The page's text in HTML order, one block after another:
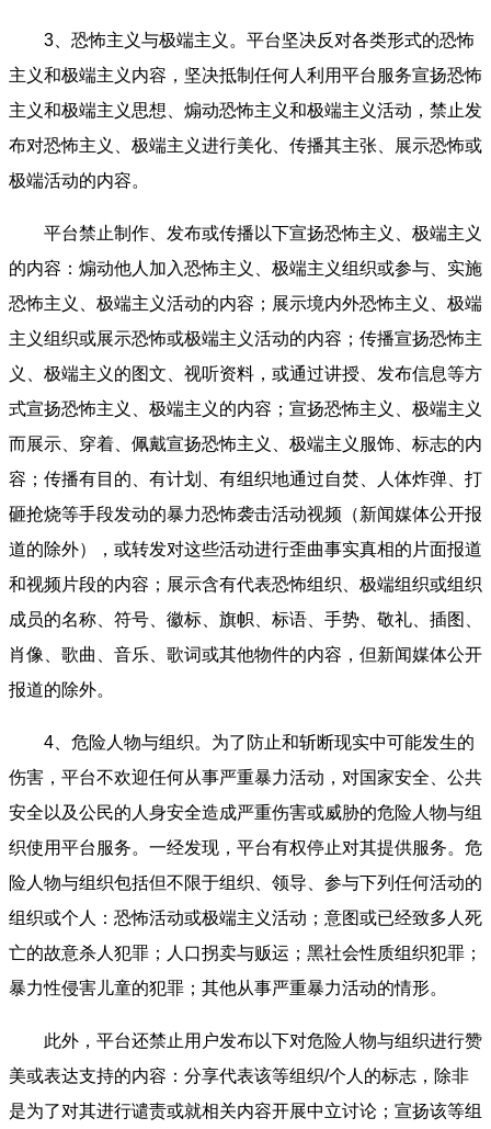
3、恐怖主义与极端主义。平台坚决反对各类形式的恐怖
主义和极端主义内容，坚决抵制任何人利用平台服务宣扬恐怖
主义和极端主义思想、煽动恐怖主义和极端主义活动，禁止发
布对恐怖主义、极端主义进行美化、传播其主张、展示恐怖或
极端活动的内容。
平台禁止制作、发布或传播以下宣扬恐怖主义、极端主义
的内容：煽动他人加入恐怖主义、极端主义组织或参与、实施
恐怖主义、极端主义活动的内容；展示境内外恐怖主义、极端
主义组织或展示恐怖或极端主义活动的内容；传播宣扬恐怖主
义、极端主义的图文、视听资料，或通过讲授、发布信息等方
式宣扬恐怖主义、极端主义的内容；宣扬恐怖主义、极端主义
而展示、穿着、佩戴宣扬恐怖主义、极端主义服饰、标志的内
容；传播有目的、有计划、有组织地通过自焚、人体炸弹、打
砸抢烧等手段发动的暴力恐怖袭击活动视频（新闻媒体公开报
道的除外），或转发对这些活动进行歪曲事实真相的片面报道
和视频片段的内容；展示含有代表恐怖组织、极端组织或组织
成员的名称、符号、徽标、旗帜、标语、手势、敬礼、插图、
肖像、歌曲、音乐、歌词或其他物件的内容，但新闻媒体公开
报道的除外。
4、危险人物与组织。为了防止和斩断现实中可能发生的
伤害，平台不欢迎任何从事严重暴力活动，对国家安全、公共
安全以及公民的人身安全造成严重伤害或威胁的危险人物与组
织使用平台服务。一经发现，平台有权停止对其提供服务。危
险人物与组织包括但不限于组织、领导、参与下列任何活动的
组织或个人：恐怖活动或极端主义活动；意图或已经致多人死
亡的故意杀人犯罪；人口拐卖与贩运；黑社会性质组织犯罪；
暴力性侵害儿童的犯罪；其他从事严重暴力活动的情形。
此外，平台还禁止用户发布以下对危险人物与组织进行赞
美或表达支持的内容：分享代表该等组织/个人的标志，除非
是为了对其进行谴责或就相关内容开展中立讨论；宣扬该等组